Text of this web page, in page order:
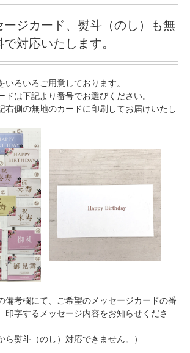
ージカード、熨斗（のし）も無
で対応いたします。
いろいろご用意しております。
ドは下記より番号でお選びください。
右側の無地のカードに印刷してお届けいたし
備考欄にて、ご希望のメッセージカードの番
印字するメッセージ内容をお知らせくださ
ら熨斗（のし）対応できません。）